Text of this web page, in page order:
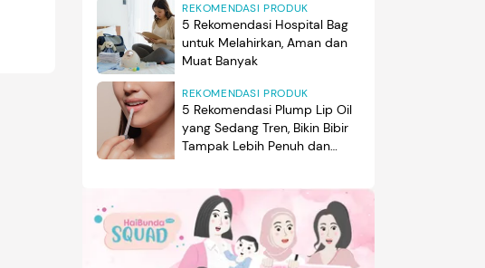
REKOMENDASI PRODUK
5 Rekomendasi Hospital Bag
untuk Melahirkan, Aman dan
Muat Banyak
REKOMENDASI PRODUK
5 Rekomendasi Plump Lip Oil
yang Sedang Tren, Bikin Bibir
Tampak Lebih Penuh dan